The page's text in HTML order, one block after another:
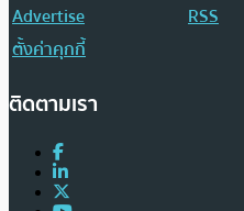
Advertise
RSS
ตั้งค่าคุกกี้
ติดตามเรา